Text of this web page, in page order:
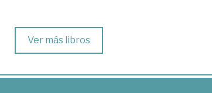
Ver más libros